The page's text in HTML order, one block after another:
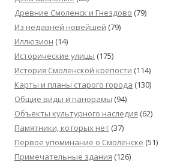
Древние Смоленск и Гнездово (79)
Из недавней новейшей (79)
Иллюзион (14)
Исторические улицы (175)
История Смоленской крепости (114)
Карты и планы старого города (130)
Общие виды и панорамы (94)
Объекты культурного наследия (62)
Памятники, которых нет (37)
Первое упоминание о Смоленске (51)
Примечательные здания (126)